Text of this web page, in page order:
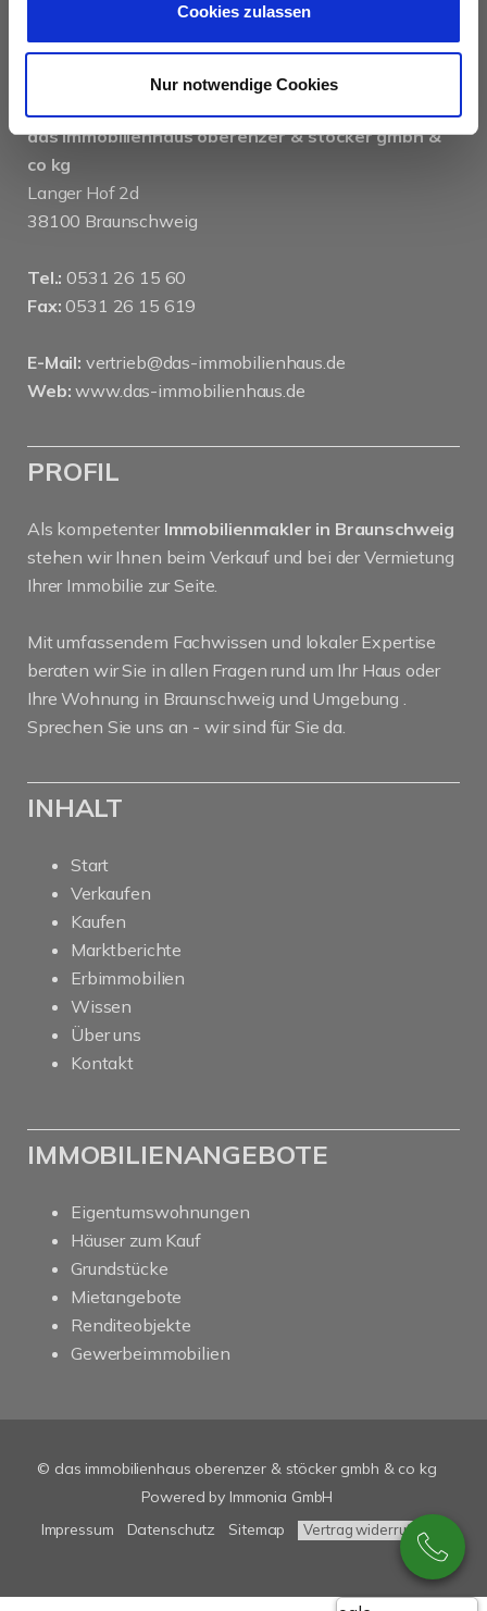
Cookies zulassen
Nur notwendige Cookies
das immobilienhaus oberenzer & stöcker gmbh &
co kg
Langer Hof 2d
38100 Braunschweig
Tel.: 0531 26 15 60
Fax: 0531 26 15 619
E-Mail: vertrieb@das-immobilienhaus.de
Web: www.das-immobilienhaus.de
PROFIL
Als kompetenter Immobilienmakler in Braunschweig
stehen wir Ihnen beim Verkauf und bei der Vermietung
Ihrer Immobilie zur Seite.
Mit umfassendem Fachwissen und lokaler Expertise
beraten wir Sie in allen Fragen rund um Ihr Haus oder
Ihre Wohnung in Braunschweig und Umgebung .
Sprechen Sie uns an - wir sind für Sie da.
INHALT
Start
Verkaufen
Kaufen
Marktberichte
Erbimmobilien
Wissen
Über uns
Kontakt
IMMOBILIENANGEBOTE
Eigentumswohnungen
Häuser zum Kauf
Grundstücke
Mietangebote
Renditeobjekte
Gewerbeimmobilien
© das immobilienhaus oberenzer & stöcker gmbh & co kg
Powered by Immonia GmbH
Impressum
Datenschutz Sitemap Vertrag widerrufen